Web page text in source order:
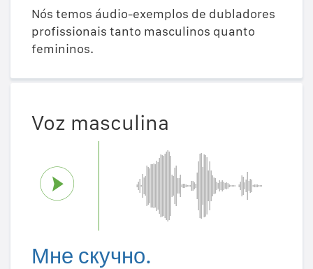
Nós temos áudio-exemplos de dubladores
profissionais tanto masculinos quanto
femininos.
Voz masculina
Мне скучно.